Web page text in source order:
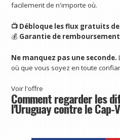
facilement de n'importe où.
📺 Débloque les flux gratuits
💰 Garantie de
Ne manquez pas une seconde.
où que vous soyez en toute
Voir l'offre
Comment regarder les
l'Uruguay contre le Cap-